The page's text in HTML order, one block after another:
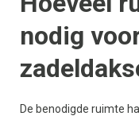
nodig
De benodigde ruimte